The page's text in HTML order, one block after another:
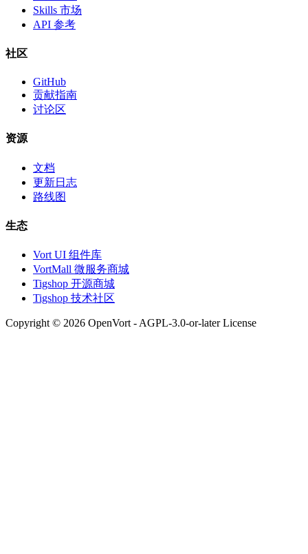
Skills 市场
API 参考
社区
GitHub
贡献指南
讨论区
资源
文档
更新日志
路线图
生态
Vort UI 组件库
VortMall 微服务商城
Tigshop 开源商城
Tigshop 技术社区
Copyright © 2026 OpenVort - AGPL-3.0-or-later License